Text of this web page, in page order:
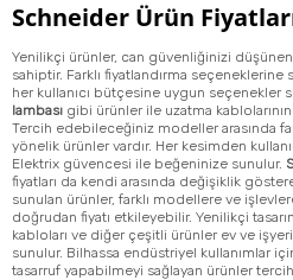
Schneider Ürün
Yenilikçi ürünler, can güvenliğinizi düşünen
sahiptir. Farklı fiyatlandırma
her kullanıcı bütçesine uygun seçenekler
lambası gibi ürünler ile uzatma
Tercih edebileceğiniz modeller arasında
yönelik ürünler vardır. Her kesimden
Elektrix güvencesi ile beğeninize sunulur.
fiyatları da kendi arasında değişiklik
sunulan ürünler, farklı modellere ve
doğrudan fiyatı etkileyebilir. Yenilikçi
kabloları ve diğer çeşitli ürünler ev ve
sunulur. Bilhassa endüstriyel kullanımlar
tasarruf yapabilmeyi sağlayan ürünler